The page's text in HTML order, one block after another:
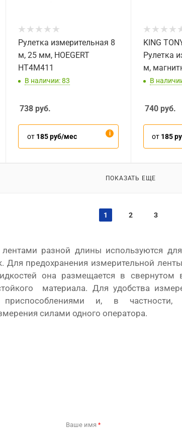
Рулетка измерительная 8
м, 25 мм, HOEGERT
HT4M411
В наличии: 83
738 руб.
от 185 руб/мес
KING
Рулетка
м,
В
740руб.
от 185
ПОКАЗАТЬ ЕЩЕ
1 2 3
разной длины используются
Для предохранения измерительной
она размещается в свернутом
материала. Для удобства
и, в частности,
силами одного оператора.
Ваше имя *